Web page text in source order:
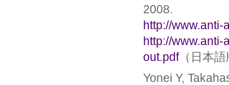
2008.
http://www.anti-
http://www.anti-
out.pdf（日本語
Yonei Y,